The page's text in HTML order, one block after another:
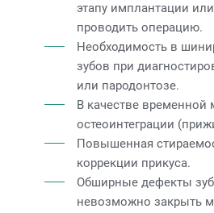
этапу имплантации
проводить операцию.
Необходимость в
зубов при
или пародонтозе.
В качестве временной
остеоинтеграции
Повышенная
коррекции прикуса.
Обширные дефекты
невозможно закрыть